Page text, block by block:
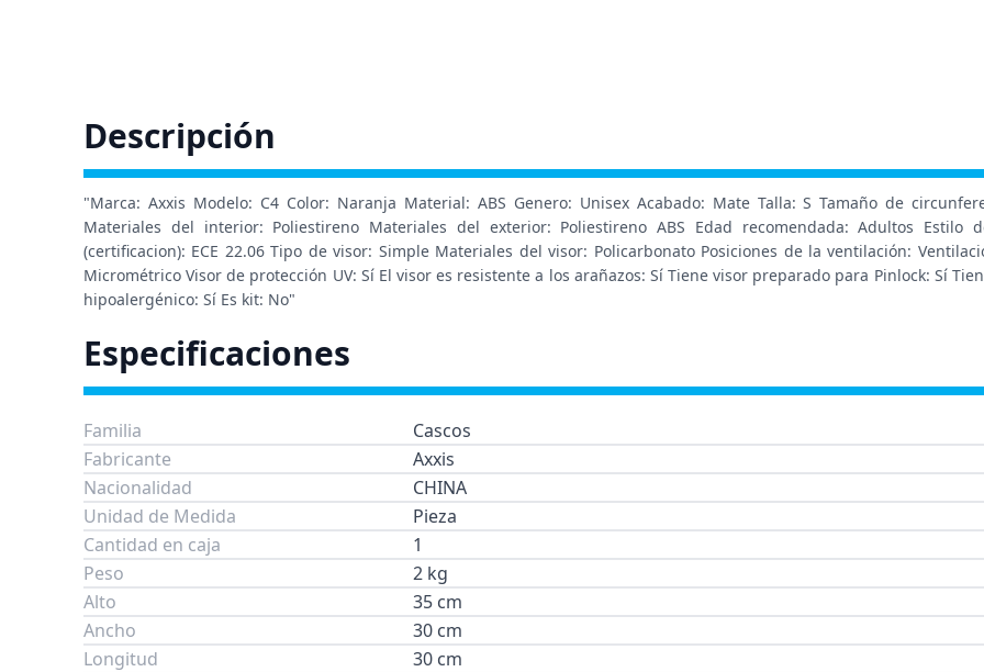
Descripción
"Marca: Axxis Modelo: C4 Color: Naranja Material: ABS Genero: Unisex Acabado: Mate Talla: S Tamaño de
Materiales del interior: Poliestireno Materiales del exterior: Poliestireno ABS Edad recomendada: Adultos
(certificacion): ECE 22.06 Tipo de visor: Simple Materiales del visor: Policarbonato Posiciones de la ventilación:
Micrométrico Visor de protección UV: Sí El visor es resistente a los arañazos: Sí Tiene visor preparado para Pinlock: Sí
hipoalergénico: Sí Es kit: No"
Especificaciones
Familia
Cascos
Fabricante
Axxis
Nacionalidad
CHINA
Unidad de Medida
Pieza
Cantidad en caja
1
Peso
2 kg
Alto
35 cm
Ancho
30 cm
Longitud
30 cm